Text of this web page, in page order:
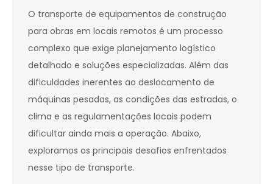
O transporte de equipamentos de construção
para obras em locais remotos é um processo
complexo que exige planejamento logístico
detalhado e soluções especializadas. Além das
dificuldades inerentes ao deslocamento de
máquinas pesadas, as condições das estradas, o
clima e as regulamentações locais podem
dificultar ainda mais a operação. Abaixo,
exploramos os principais desafios enfrentados
nesse tipo de transporte.